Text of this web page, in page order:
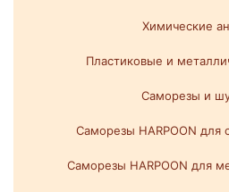
Химические
Пластиковые и
Саморезы и
Саморезы HARPOON для
Саморезы HARPOON для